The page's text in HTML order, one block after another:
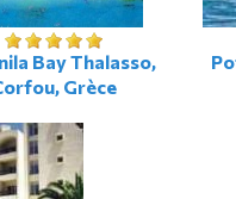
Bay Thalasso,
Grèce